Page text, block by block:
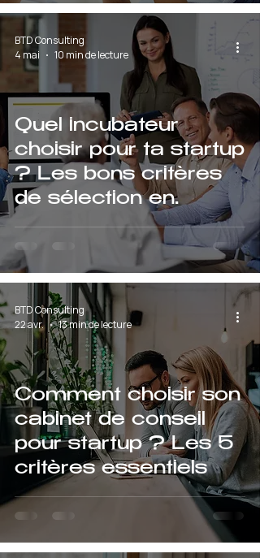
Quel incubateur
choisir pour ta startup
? Les bons critères
de sélection en
2026
BTD Consulting
4 mai
10 min de lecture
Comment choisir son
cabinet de conseil
pour startup ? Les 5
critères essentiels
BTD Consulting
22 avr.
13 min de lecture